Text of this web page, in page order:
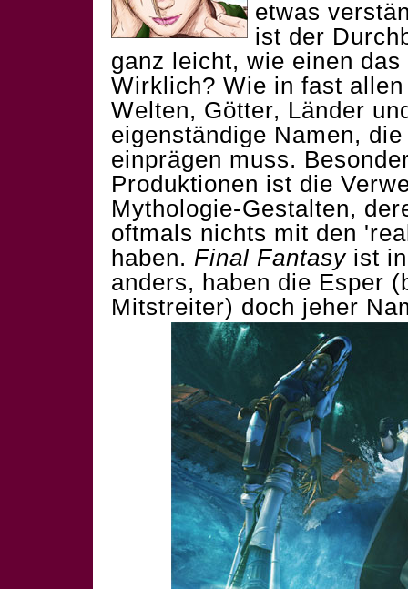
etwas
ist der
ganz leicht, wie einen
Wirklich? Wie in fast
Welten, Götter, Länder
eigenständige Namen,
einprägen muss.
Produktionen ist die
Mythologie-Gestalten,
oftmals nichts mit den
haben. Final Fantasy ist
anders, haben die Esper
Mitstreiter) doch jeher